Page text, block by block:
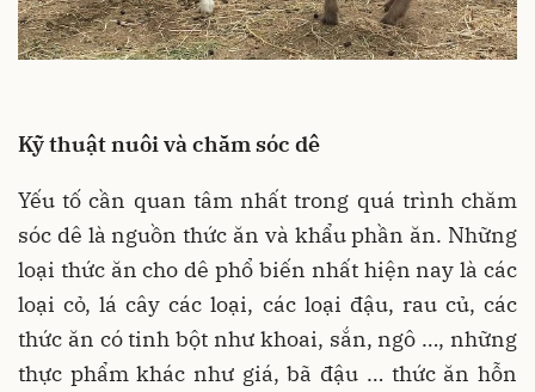
Kỹ thuật nuôi và chăm sóc dê
Yếu tố cần quan tâm nhất trong quá trình chăm
sóc dê là nguồn thức ăn và khẩu phần ăn. Những
loại thức ăn cho dê phổ biến nhất hiện nay là các
loại cỏ, lá cây các loại, các loại đậu, rau củ, các
thức ăn có tinh bột như khoai, sắn, ngô …, những
thực phẩm khác như giá, bã đậu … thức ăn hỗn